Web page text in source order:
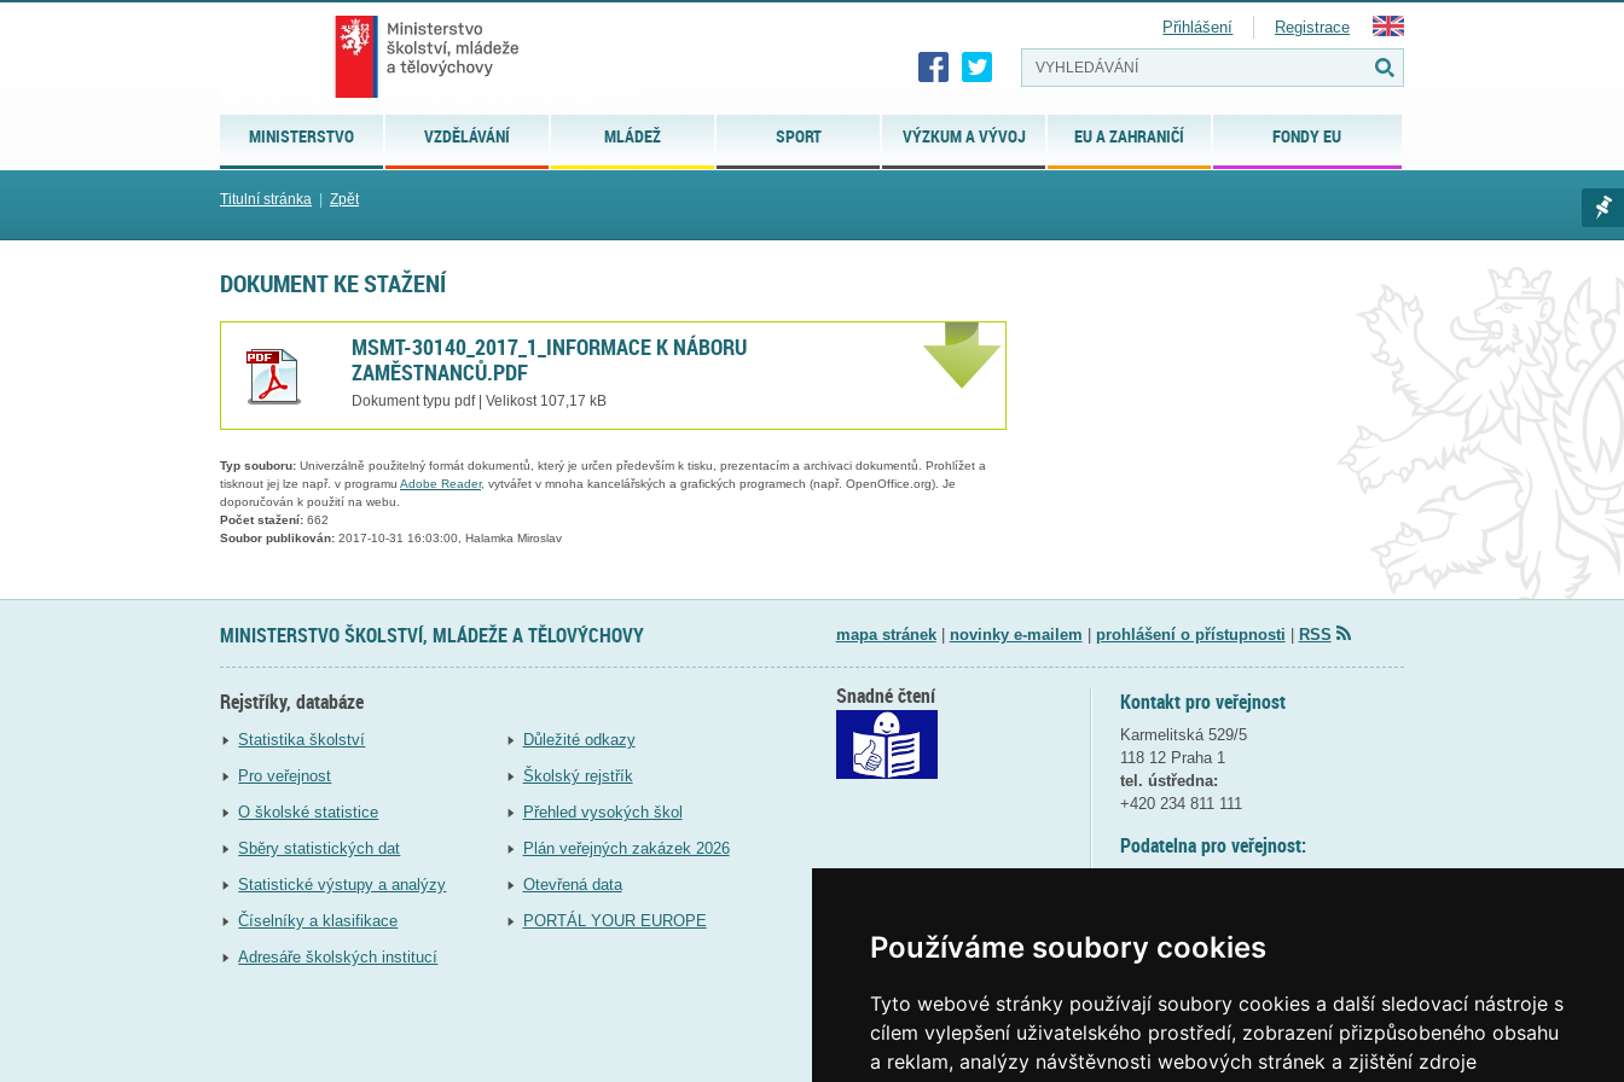
Používáme soubory cookies
Tyto webové stránky používají soubory cookies a další sledovací nástroje s
cílem vylepšení uživatelského prostředí, zobrazení přizpůsobeného obsahu
a reklam, analýzy návštěvnosti webových stránek a zjištění zdroje
MINISTERSTVO VZDĚLÁVÁNÍ MLÁDEŽ SPORT VÝZKUM A VÝVOJ EU A ZAHRANIČÍ FONDY EU
Přihlášení Registrace
Titulní stránka Zpět
DOKUMENT KE STAŽENÍ
MSMT-30140_2017_1_INFORMACE K NÁBORU
ZAMĚSTNANCŮ.PDF
Dokument typu pdf | Velikost 107,17 kB
Typ souboru: Univerzálně použitelný formát dokumentů, který je určen především k tisku, prezentacím a archivaci dokumentů. Prohlížet a
tisknout jej lze např. v programu Adobe Reader, vytvářet v mnoha kancelářských a grafických programech (např. OpenOffice.org). Je
doporučován k použití na webu.
Počet stažení: 662
Soubor publikován: 2017-10-31 16:03:00, Halamka Miroslav
MINISTERSTVO ŠKOLSTVÍ, MLÁDEŽE A TĚLOVÝCHOVY mapa stránek| novinky e-mailem prohlášení o přístupnosti RSS
Rejstříky, databáze
Statistika školství
Pro veřejnost
O školské statistice
Sběry statistických dat
Statistické výstupy a analýzy
Číselníky a klasifikace
Adresáře školských institucí
Důležité odkazy
Školský rejstřík
Přehled vysokých škol
Plán veřejných zakázek 2026
Otevřená data
PORTÁL YOUR EUROPE
Kontakt pro veřejnost
Karmelitská 529/5
118 12 Praha 1
tel. ústředna:
+420 234 811 111
Podatelna pro veřejnost:
(více informací
Elektronická podatelna:
posta@msmtgov cz
Snadné čtení